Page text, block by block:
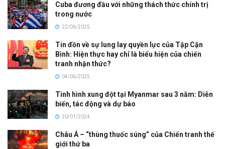
Cuba đương đầu với những thách thức chính trị
trong nước
22/06/2025
Tin đồn về sự lung lay quyền lực của Tập Cận
Bình: Hiện thực hay chỉ là biểu hiện của chiến
tranh nhận thức?
04/06/2025
Tình hình xung đột tại Myanmar sau 3 năm: Diễn
biến, tác động và dự báo
30/01/2024
Châu Á – “thùng thuốc súng” của Chiến tranh thế
giới thứ ba